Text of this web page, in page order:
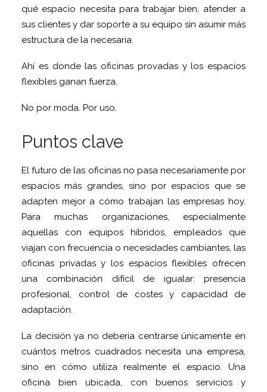
qué espacio necesita para trabajar bien, atender a
sus clientes y dar soporte a su equipo sin asumir más
estructura de la necesaria.
Ahí es donde las oficinas provadas y los espacios
flexibles ganan fuerza.
No por moda. Por uso.
Puntos clave
El futuro de las oficinas no pasa necesariamente por
espacios más grandes, sino por espacios que se
adapten mejor a cómo trabajan las empresas hoy.
Para muchas organizaciones, especialmente
aquellas con equipos híbridos, empleados que
viajan con frecuencia o necesidades cambiantes, las
oficinas privadas y los espacios flexibles ofrecen
una combinación difícil de igualar: presencia
profesional, control de costes y capacidad de
adaptación.
La decisión ya no debería centrarse únicamente en
cuántos metros cuadrados necesita una empresa,
sino en cómo utiliza realmente el espacio. Una
oficina bien ubicada, con buenos servicios y